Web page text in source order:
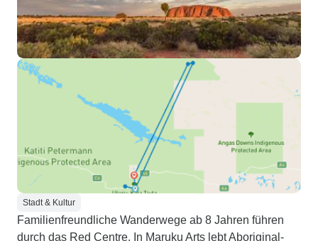
Stadt & Kultur
Familienfreundliche Wanderwege ab 8 Jahren führen
durch das Red Centre. In Maruku Arts lebt Aboriginal-